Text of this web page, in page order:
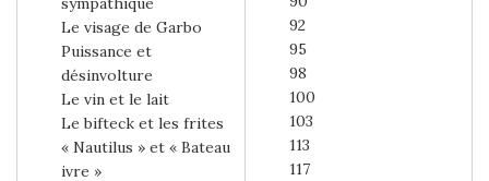
Le visage de Garbo
Puissance et
désinvolture
Le vin et le lait
Le bifteck et les frites
« Nautilus » et « Bateau
ivre »
92
95
98
100
103
113
117